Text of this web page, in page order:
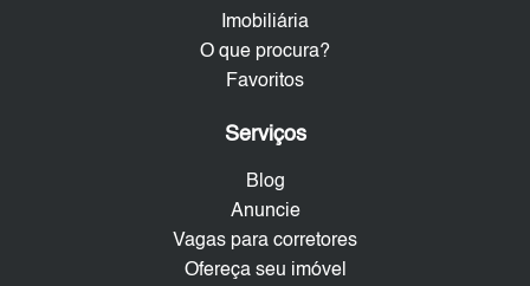
Imobiliária
O que procura?
Favoritos
Serviços
Blog
Anuncie
Vagas para corretores
Ofereça seu imóvel